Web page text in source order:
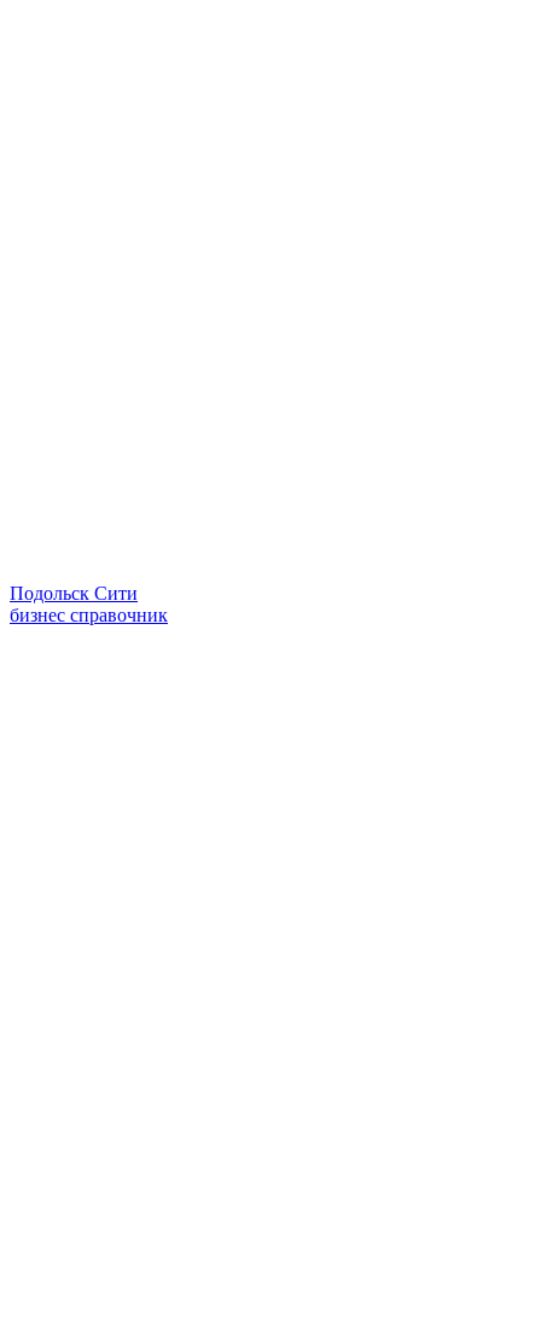
Подольск Сити
бизнес справочник